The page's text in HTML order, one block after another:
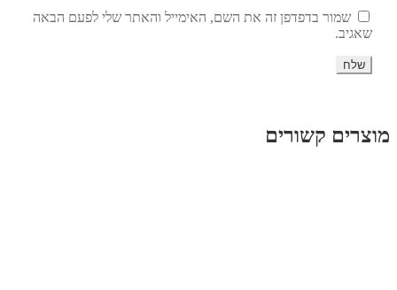
שמור בדפדפן זה את השם, האימייל והאתר שלי לפעם הבאה
שאגיב.
מוצרים קשורים